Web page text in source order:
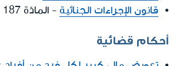
قانون الإجراءات الجنائية - المادّة 187
أحكام قضائية